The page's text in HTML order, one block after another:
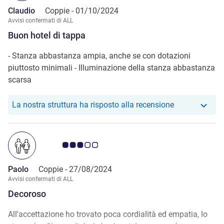
Buon hotel di tappa
Claudio Coppie - 01/10/2024
Avvisi confermati di ALL
- Stanza abbastanza ampia, anche se con dotazioni
piuttosto minimali - Illuminazione della stanza abbastanza
scarsa
La nostra struttura ha risposto alla recensioneIl nostro hotel
Decoroso
Giudizio clienti 3.0/5
Paolo Coppie - 27/08/2024
Avvisi confermati di ALL
All'accettazione ho trovato poca cordialità ed empatia, lo